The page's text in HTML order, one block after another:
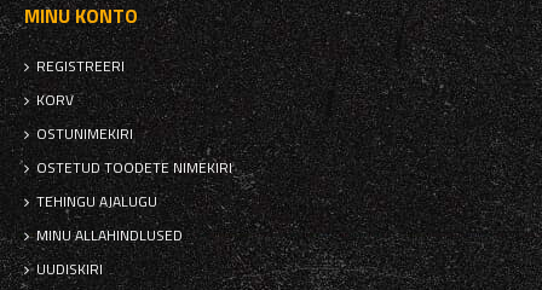
MINU KONTO
REGISTREERI
KORV
OSTUNIMEKIRI
OSTETUD TOODETE NIMEKIRI
TEHINGU AJALUGU
MINU ALLAHINDLUSED
UUDISKIRI